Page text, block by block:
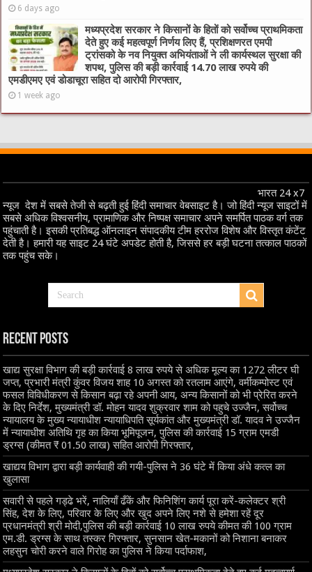
6 days ago
मध्यप्रदेश सरकार ने किसानों के हितों को सर्वोच्च प्राथमिकता
देते हुए कई महत्वपूर्ण निर्णय लिए हैं, प्रशिक्षणरत एमपी
ट्रांसको के नव नियुक्त अभियंताओं ने ली कार्यस्थल सुरक्षा की
शपथ, पुलिस की बड़ी कार्रवाई 14.70 लाख रुपये की
एमडीएमए एवं डोडाचूरा सहित दो आरोपी गिरफ्तार,
1 week ago
भारत 24 x7
न्यूज देश में सबसे तेजी से बढ़ती हुई हिंदी समाचार वेबसाइट है। जो हिंदी न्यूज साइटों में
सबसे अधिक विश्वसनीय, प्रामाणिक और निष्पक्ष समाचार अपने समर्पित पाठक वर्ग तक
पहुंचाती है। इसकी प्रतिबद्ध ऑनलाइन संपादकीय टीम हररोज विशेष और विस्तृत कंटेंट
देती है। हमारी यह साइट 24 घंटे अपडेट होती है, जिससे हर बड़ी घटना तत्काल पाठकों
तक पहुंच सके।
Recent Posts
खाद्य सुरक्षा विभाग की बड़ी कार्रवाई 8 लाख रुपये से अधिक मूल्य का 1272 लीटर घी
जप्त, प्रभारी मंत्री कुंवर विजय शाह 10 अगस्त को रतलाम आएंगे, वर्मीकम्पोस्ट एवं
फसल विविधीकरण से किसान बढ़ा रहे अपनी आय, अन्य किसानों को भी प्रेरित करने
के दिए निर्देश, मुख्यमंत्री डॉ. मोहन यादव शुक्रवार शाम को पहुचे उज्जैन, सर्वोच्च
न्यायालय के मुख्‍य न्‍यायाधीश न्यायाधिपति सूर्यकांत और मुख्यमंत्री डॉ. यादव ने उज्जैन
में न्यायाधीश अतिथि गृह का किया भूमिपूजन, पुलिस की कार्रवाई 15 ग्राम एमडी
ड्रग्स (कीमत ₹ 01.50 लाख) सहित आरोपी गिरफ्तार,
खाद्यय विभाग द्वारा बड़ी कार्यवाही की गयी-पुलिस ने 36 घंटे में किया अंधे कत्ल का
खुलासा
सवारी से पहले गड्ढे भरें, नालियाँ ढँकें और फिनिशिंग कार्य पूरा करें-कलेक्टर श्री
सिंह, देश के लिए, परिवार के लिए और खुद अपने लिए नशे से हमेशा रहें दूर
प्रधानमंत्री श्री मोदी,पुलिस की बड़ी कार्रवाई 10 लाख रुपये कीमत की 100 ग्राम
एम.डी. ड्रग्स के साथ तस्कर गिरफ्तार, सुनसान खेत-मकानों को निशाना बनाकर
लहसुन चोरी करने वाले गिरोह का पुलिस ने किया पर्दाफाश,